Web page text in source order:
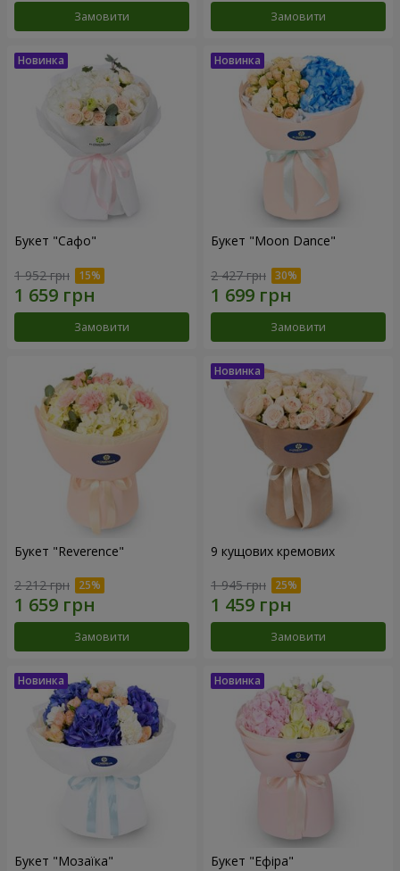
Замовити Замовити
Букет "Сафо"
1 952 грн
Замовити
Букет "Moon Dance"
2 427 грн
Замовити
Букет "Reverence"
2 212 грн
Замовити
9 кущових кремових
1 945 грн
Замовити
Букет "Мозаїка" Букет "Ефіра"